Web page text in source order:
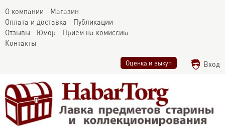
О компании
Магазин
Оплата и доставка
Публикации
Отзывы
Юмор
Прием на комиссию
Контакты
Оценка и выкуп Вход